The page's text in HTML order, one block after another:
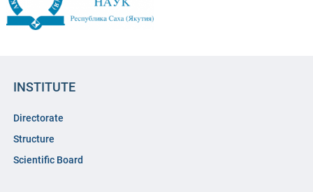
INSTITUTE
Directorate
Structure
Scientific Board